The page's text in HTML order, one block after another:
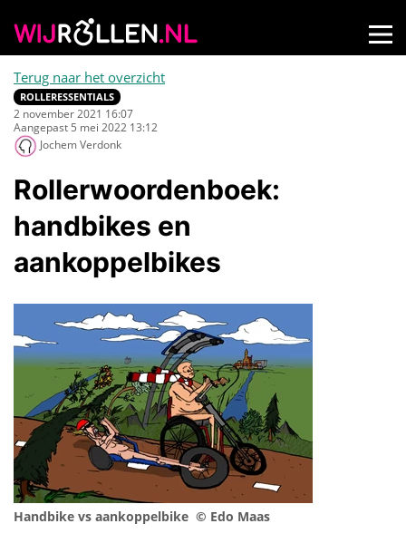
Terug naar het overzicht
ROLLERESSENTIALS
2 november 2021 16:07
Aangepast 5 mei 2022 13:12
Jochem Verdonk
Rollerwoordenboek:
handbikes en
aankoppelbikes
Handbike vs aankoppelbike © Edo Maas